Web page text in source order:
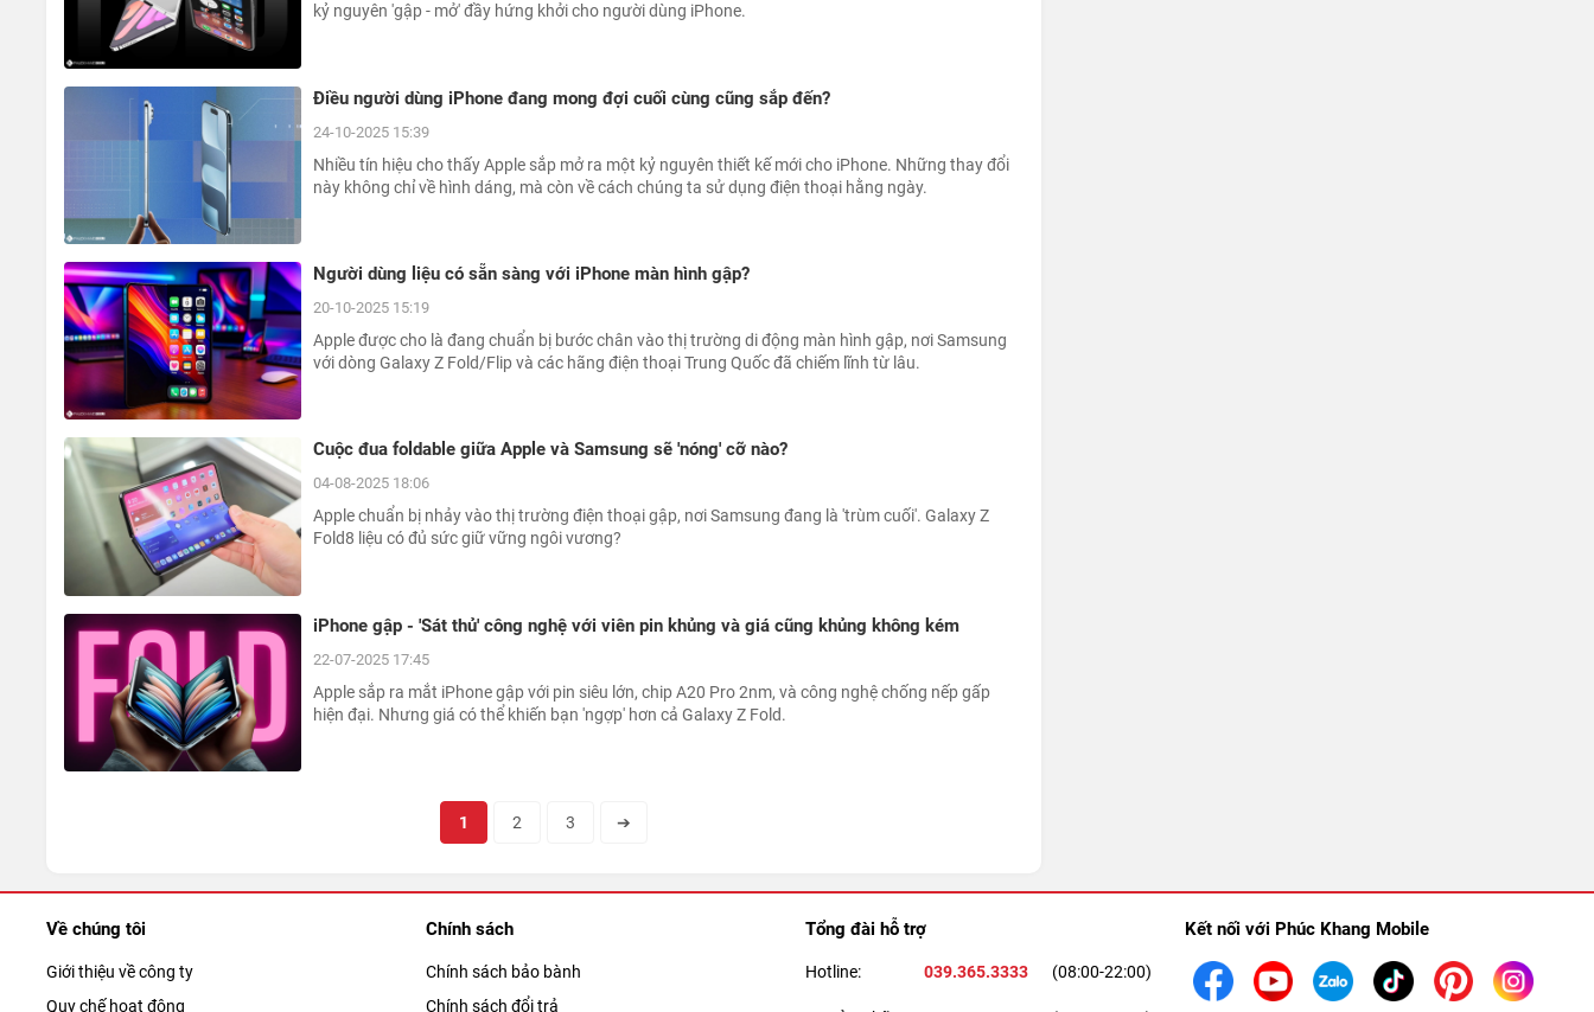
kỷ nguyên 'gập - mở' đầy hứng khởi cho người dùng iPhone.
Điều người dùng iPhone đang mong đợi cuối cùng cũng sắp đến?
24-10-2025 15:39
Nhiều tín hiệu cho thấy Apple sắp mở ra một kỷ nguyên thiết kế mới cho iPhone. Những thay đổi
này không chỉ về hình dáng, mà còn về cách chúng ta sử dụng điện thoại hằng ngày.
Người dùng liệu có sẵn sàng với iPhone màn hình gập?
20-10-2025 15:19
Apple được cho là đang chuẩn bị bước chân vào thị trường di động màn hình gập, nơi Samsung
với dòng Galaxy Z Fold/Flip và các hãng điện thoại Trung Quốc đã chiếm lĩnh từ lâu.
Cuộc đua foldable giữa Apple và Samsung sẽ 'nóng' cỡ nào?
04-08-2025 18:06
Apple chuẩn bị nhảy vào thị trường điện thoại gập, nơi Samsung đang là 'trùm cuối'. Galaxy Z
Fold8 liệu có đủ sức giữ vững ngôi vương?
iPhone gập - 'Sát thủ' công nghệ với viên pin khủng và giá cũng khủng không kém
22-07-2025 17:45
Apple sắp ra mắt iPhone gập với pin siêu lớn, chip A20 Pro 2nm, và công nghệ chống nếp gấp
hiện đại. Nhưng giá có thể khiến bạn 'ngợp' hơn cả Galaxy Z Fold.
1 2 3 ➔
Về chúng tôi
Giới thiệu về công ty
Quy chế hoạt động
Chính sách
Chính sách bảo bành
Chính sách đổi trả
Tổng đài hỗ trợ
Hotline: 039.365.3333 (08:00-22:00)
Kết nối với Phúc Khang Mobile